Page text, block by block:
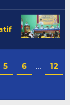
5 6 …
12